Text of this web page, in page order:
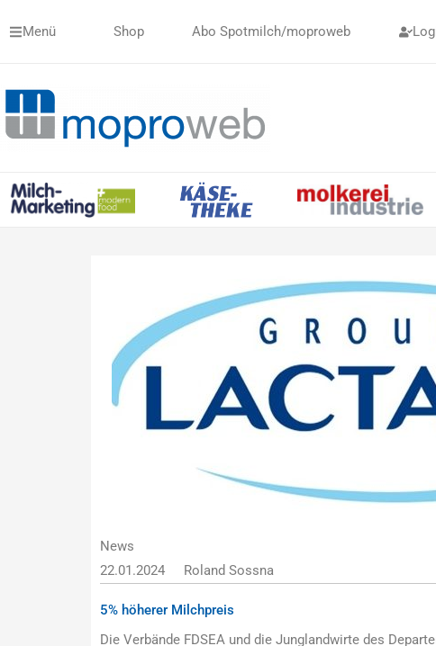
InhaltMenü Shop Abo Spotmilch/moproweb
News
22.01.2024
Roland Sossna
5% höherer Milchpreis
Die Verbände FDSEA und die Junglandwirte des